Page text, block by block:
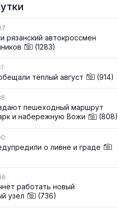
рязанский автокроссмен
(1283)
тёплый август (914)
пешеходный маршрут
и набережную Вожи
(808)
о ливне и граде
работать новый
узел
(736)